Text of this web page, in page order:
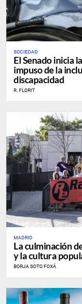
SOCIEDAD
El Senado inicia
impuso de la
discapacidad
R. FLORIT
MADRID
La culminación
y la cultura
BORJA SOTO FOXÁ